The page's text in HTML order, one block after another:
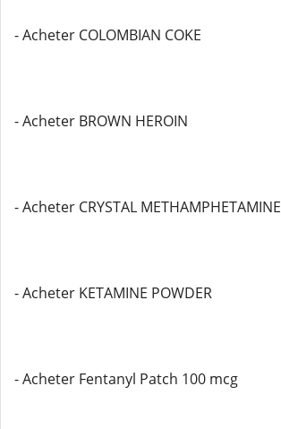
- Acheter COLOMBIAN COKE
- Acheter BROWN HEROIN
- Acheter CRYSTAL METHAMPHETAMINE
- Acheter KETAMINE POWDER
- Acheter Fentanyl Patch 100 mcg